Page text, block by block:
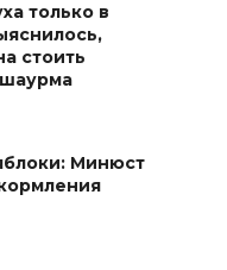
только в
стоить
Минюст